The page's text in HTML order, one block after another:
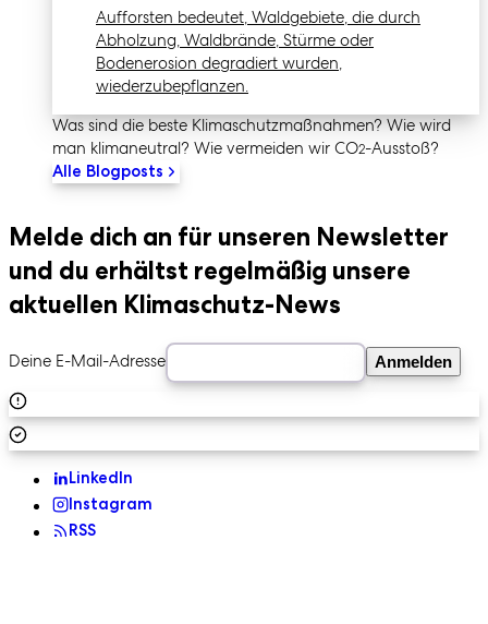
Aufforsten bedeutet, Waldgebiete, die durch
Abholzung, Waldbrände, Stürme oder
Bodenerosion degradiert wurden,
wiederzubepflanzen.
Was sind die beste Klimaschutz­maßnahmen? Wie wird
man klimaneutral? Wie vermeiden wir CO2-Ausstoß?
Alle Blogposts
Melde dich an für unseren Newsletter
und du erhältst regelmäßig unsere
aktuellen Klimaschutz-News
Deine E-Mail-Adresse Anmelden
LinkedIn
Instagram
RSS